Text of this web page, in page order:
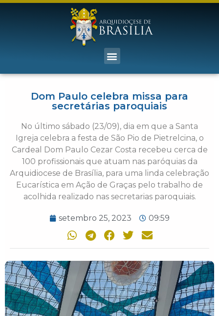
Dom Paulo celebra missa para
secretárias paroquiais
No último sábado (23/09), dia em que a Santa
Igreja celebra a festa de São Pio de Pietrelcina, o
Cardeal Dom Paulo Cezar Costa recebeu cerca de
100 profissionais que atuam nas paróquias da
Arquidiocese de Brasília, para uma linda celebração
Eucarística em Ação de Graças pelo trabalho de
acolhida realizado nas secretarias paroquiais.
setembro 25, 2023 09:59